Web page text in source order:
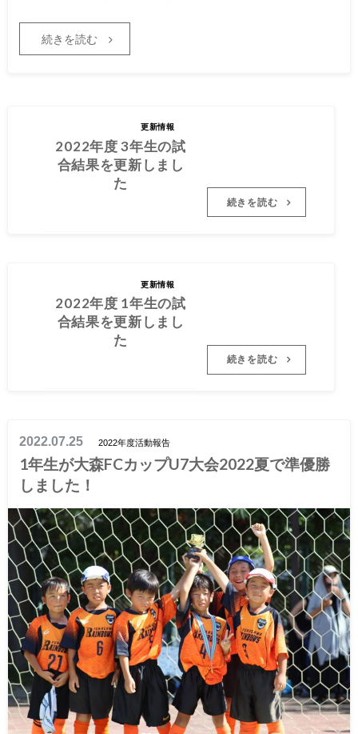
続きを読む
更新情報
2022年度 3年生の試
合結果を更新しまし
た
続きを読む
更新情報
2022年度 1年生の試
合結果を更新しまし
た
続きを読む
2022.07.25 2022年度活動報告
1年生が大森FCカップU7大会2022夏で準優勝
しました！